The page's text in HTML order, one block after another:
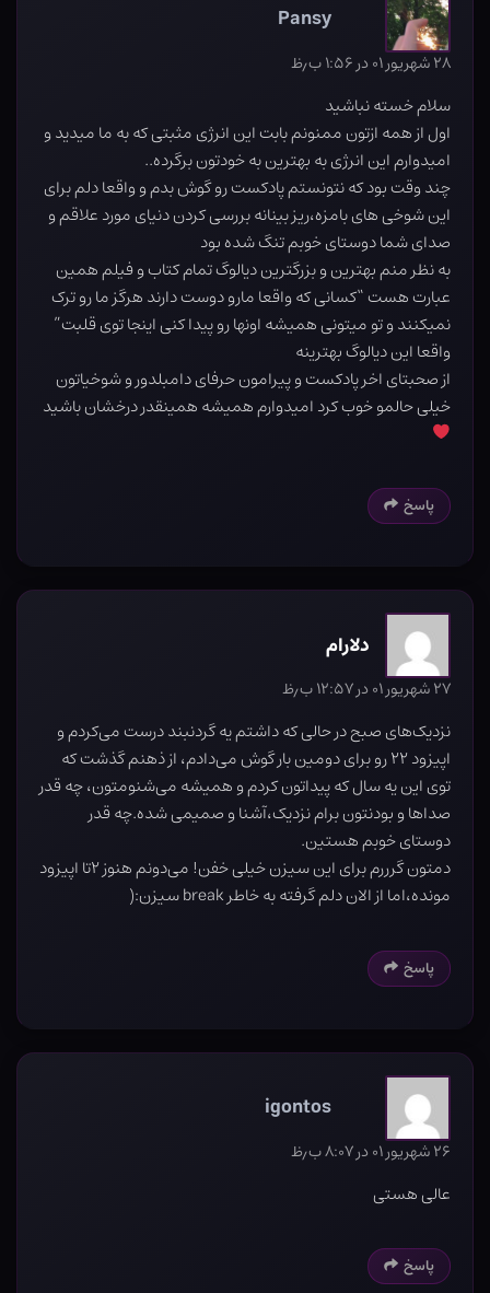
Pansy
۲۸ شهریور ۰۱ در ۱:۵۶ ب٫ظ
سلام خسته نباشید
اول از همه ازتون ممنونم بابت این انرژی مثبتی که به ما میدید و
امیدوارم این انرژی به بهترین به خودتون برگرده..
چند وقت بود که نتونستم پادکست رو گوش بدم و واقعا دلم برای
این شوخی های بامزه،ریز بینانه بررسی کردن دنیای مورد علاقم و
صدای شما دوستای خوبم تنگ شده بود
به نظر منم بهترین و بزرگترین دیالوگ تمام کتاب و فیلم همین
عبارت هست “کسانی که واقعا مارو دوست دارند هرگز ما رو ترک
نمیکنند و تو میتونی همیشه اونها رو پیدا کنی اینجا توی قلبت”
واقعا این دیالوگ بهترینه
از صحبتای اخر پادکست و پیرامون حرفای دامبلدور و شوخیاتون
خیلی حالمو خوب کرد امیدوارم همیشه همینقدر درخشان باشید
پاسخ
دلارام
۲۷ شهریور ۰۱ در ۱۲:۵۷ ب٫ظ
نزدیک‌های صبح در حالی که داشتم یه گردنبند درست می‌کردم و
اپیزود ۲۲ رو برای دومین بار گوش می‌دادم، از ذهنم گذشت که
توی این یه سال که پیداتون کردم و همیشه می‌شنومتون، چه قدر
صداها و بودنتون برام نزدیک،آشنا و صمیمی شده.چه قدر
دوستای خوبم هستین.
دمتون گرررم برای این سیزن خیلی خفن! می‌دونم هنوز ۲تا اپیزود
مونده،اما از الان دلم گرفته به خاطر break سیزن:(
پاسخ
igontos
۲۶ شهریور ۰۱ در ۸:۰۷ ب٫ظ
عالی هستی
پاسخ